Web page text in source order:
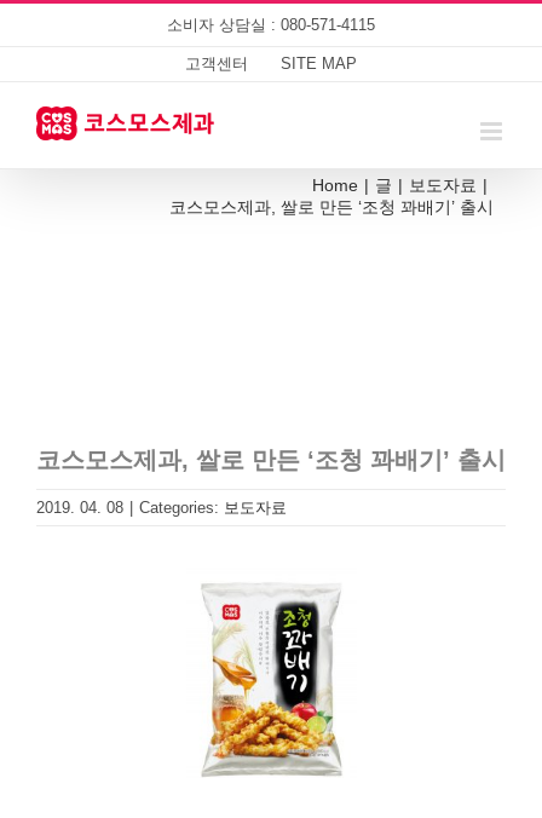
소비자 상담실 : 080-571-4115
고객센터 SITE MAP
Home | 글 | 보도자료 |
코스모스제과, 쌀로 만든 ‘조청 꽈배기’ 출시
코스모스제과, 쌀로 만든 ‘조청 꽈배기’ 출시
2019. 04. 08 | Categories: 보도자료